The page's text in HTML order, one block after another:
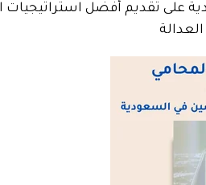
على تقديم أفضل استراتيجيات